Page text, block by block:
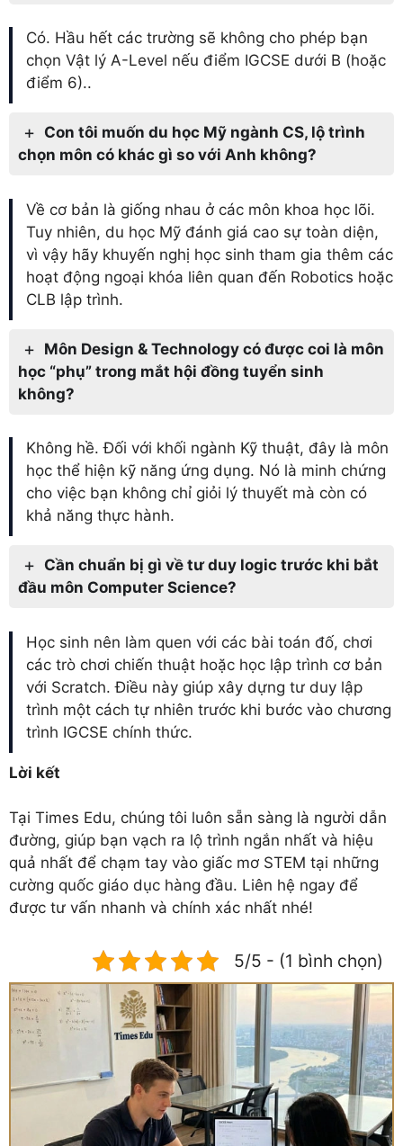
Có. Hầu hết các trường sẽ không cho phép bạn
chọn Vật lý A-Level nếu điểm IGCSE dưới B (hoặc
điểm 6)..
Con tôi muốn du học Mỹ ngành CS, lộ trình
chọn môn có khác gì so với Anh không?
Về cơ bản là giống nhau ở các môn khoa học lõi.
Tuy nhiên, du học Mỹ đánh giá cao sự toàn diện,
vì vậy hãy khuyến nghị học sinh tham gia thêm các
hoạt động ngoại khóa liên quan đến Robotics hoặc
CLB lập trình.
Môn Design & Technology có được coi là môn
học “phụ” trong mắt hội đồng tuyển sinh
không?
Không hề. Đối với khối ngành Kỹ thuật, đây là môn
học thể hiện kỹ năng ứng dụng. Nó là minh chứng
cho việc bạn không chỉ giỏi lý thuyết mà còn có
khả năng thực hành.
Cần chuẩn bị gì về tư duy logic trước khi bắt
đầu môn Computer Science?
Học sinh nên làm quen với các bài toán đố, chơi
các trò chơi chiến thuật hoặc học lập trình cơ bản
với Scratch. Điều này giúp xây dựng tư duy lập
trình một cách tự nhiên trước khi bước vào chương
trình IGCSE chính thức.
Lời kết
Tại Times Edu, chúng tôi luôn sẵn sàng là người dẫn
đường, giúp bạn vạch ra lộ trình ngắn nhất và hiệu
quả nhất để chạm tay vào giấc mơ STEM tại những
cường quốc giáo dục hàng đầu. Liên hệ ngay để
được tư vấn nhanh và chính xác nhất nhé!
5/5 - (1 bình chọn)